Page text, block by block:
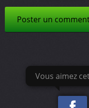
Poster un
Vous aimez